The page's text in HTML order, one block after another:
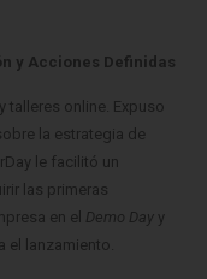
y Acciones Definidas
y talleres online. Expuso
la estrategia de
le facilitó un
las primeras
en el Demo Day y
el lanzamiento.